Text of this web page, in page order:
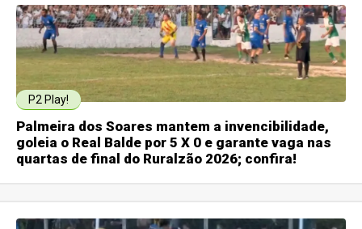
P2 Play!
Palmeira dos Soares mantem a invencibilidade,
goleia o Real Balde por 5 X 0 e garante vaga nas
quartas de final do Ruralzão 2026; confira!